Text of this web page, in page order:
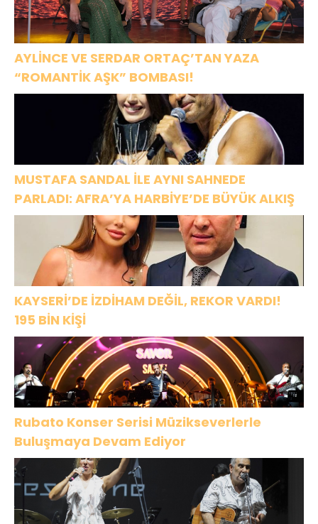
OLARAK VAR
OLACAĞIM!”
AYLİNCE VE SERDAR ORTAÇ’TAN YAZA
“ROMANTİK AŞK” BOMBASI!
MUSTAFA SANDAL İLE AYNI SAHNEDE
PARLADI: AFRA’YA HARBİYE’DE BÜYÜK ALKIŞ
KAYSERİ’DE İZDİHAM DEĞİL, REKOR VARDI!
195 BİN KİŞİ
Rubato Konser Serisi Müzikseverlerle
Buluşmaya Devam Ediyor